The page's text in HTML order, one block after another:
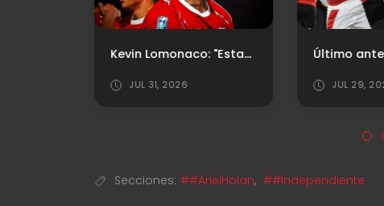
Kevin Lomonaco: "Estamos muy contentos y esperamos seguir por este camino"
JUL 31, 2026 JUL 29,
Secciones: ##ArielHolan, ##Independiente